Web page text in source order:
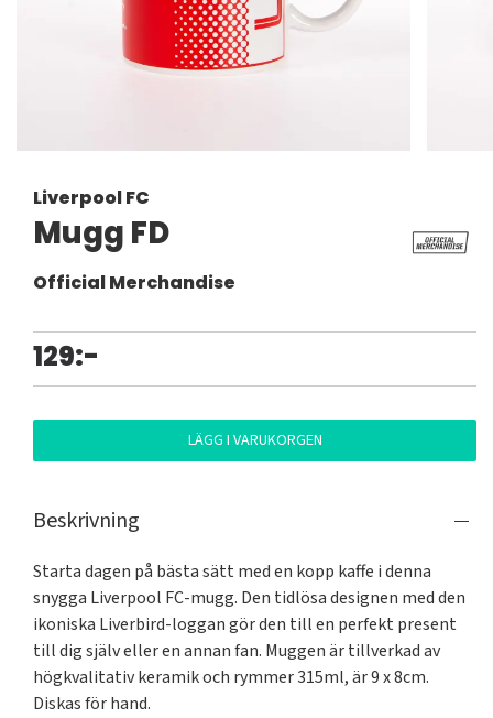
Liverpool FC
Mugg FD
Official Merchandise
129:-
LÄGG I VARUKORGEN
Beskrivning
Starta dagen på bästa sätt med en kopp kaffe i denna
snygga Liverpool FC-mugg. Den tidlösa designen med den
ikoniska Liverbird-loggan gör den till en perfekt present
till dig själv eller en annan fan. Muggen är tillverkad av
högkvalitativ keramik och rymmer 315ml, är 9 x 8cm.
Diskas för hand.